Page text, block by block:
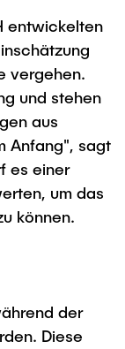
entwickelten
vergehen.
und stehen
aus
Anfang", sagt
es einer
um das
können.
der
Diese